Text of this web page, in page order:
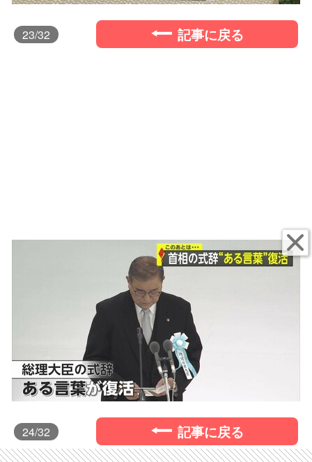
23/32 記事に戻る
24/32 記事に戻る